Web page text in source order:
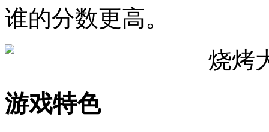
谁的分数更高。
游戏特色